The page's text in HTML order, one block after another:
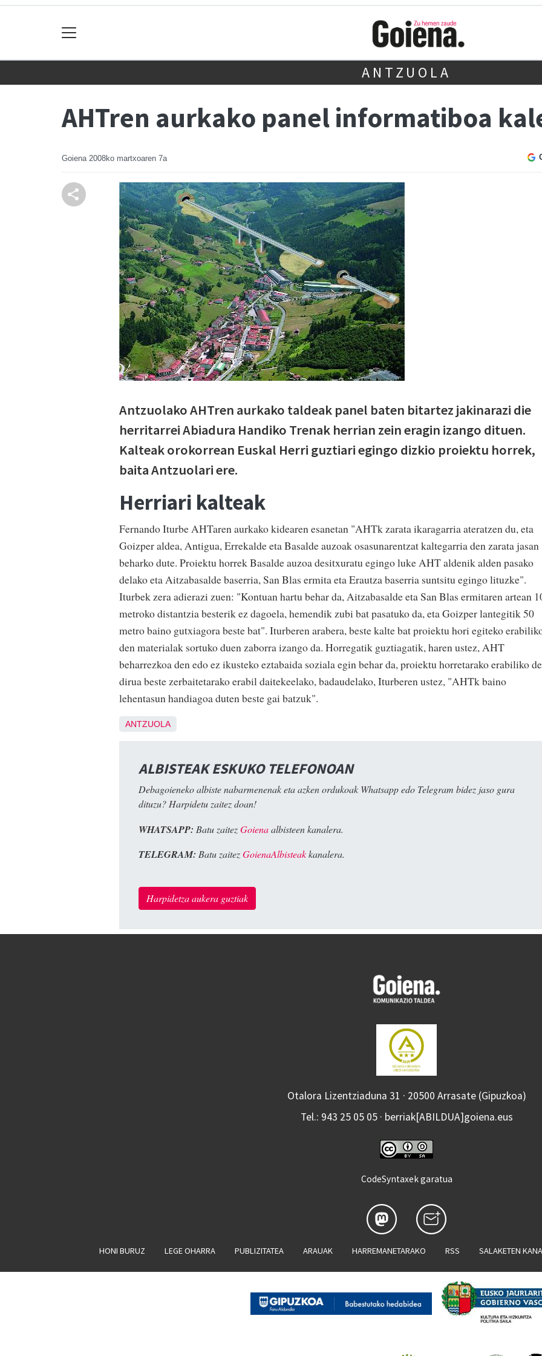
ANTZUOLA
AHTren aurkako panel informatiboa
Goiena 2008ko martxoaren 7a
Antzuolako AHTren aurkako taldeak panel baten bitartez jakinarazi die
herritarrei Abiadura Handiko Trenak herrian zein eragin izango dituen.
Kalteak orokorrean Euskal Herri guztiari egingo dizkio proiektu horrek,
baita Antzuolari ere.
Herriari kalteak
Fernando Iturbe AHTaren aurkako kidearen esanetan "AHTk zarata ikaragarria ateratzen du, eta
Goizper aldea, Antigua, Errekalde eta Basalde auzoak osasunarentzat kaltegarria den zarata jasan
beharko dute. Proiektu horrek Basalde auzoa desitxuratu egingo luke AHT aldenik alden pasako
delako eta Aitzabasalde baserria, San Blas ermita eta Erautza baserria suntsitu egingo lituzke".
Iturbek zera adierazi zuen: "Kontuan hartu behar da, Aitzabasalde eta San Blas ermitaren artean
metroko distantzia besterik ez dagoela, hemendik zubi bat pasatuko da, eta Goizper lantegitik 50
metro baino gutxiagora beste bat". Iturberen arabera, beste kalte bat proiektu hori egiteko
den materialak sortuko duen zaborra izango da. Horregatik guztiagatik, haren ustez, AHT
beharrezkoa den edo ez ikusteko eztabaida soziala egin behar da, proiektu horretarako erabiliko
dirua beste zerbaitetarako erabil daitekeelako, badaudelako, Iturberen ustez, "AHTk baino
lehentasun handiagoa duten beste gai batzuk".
ANTZUOLA
ALBISTEAK ESKUKO TELEFONOAN
Debagoieneko albiste nabarmenenak eta azken ordukoak Whatsapp edo Telegram bidez jaso gura
dituzu? Harpidetu zaitez doan!
WHATSAPP: Batu zaitezGoienaalbisteen kanalera.
TELEGRAM: Batu zaitezGoienaAlbisteakkanalera.
Harpidetza aukera guztiak
Otalora Lizentziaduna 31 · 20500 Arrasate (Gipuzkoa)
Tel.: 943 25 05 05 · berriak[ABILDUA]goiena.eus
CodeSyntaxek garatua
HONI BURUZ LEGE OHARRA PUBLIZITATEA ARAUAK HARREMANETARAKO RSS SALAKETEN